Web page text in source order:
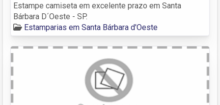
Estampe camiseta em excelente prazo em Santa
Bárbara D´Oeste - SP.
Estamparias em Santa Bárbara d'Oeste